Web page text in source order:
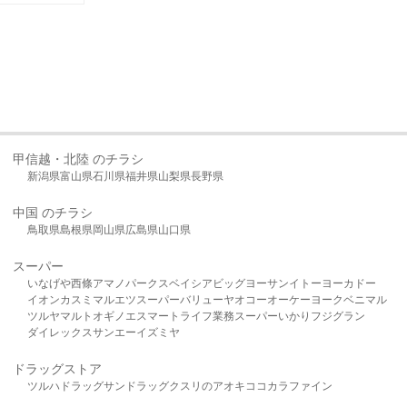
甲信越・北陸 のチラシ
新潟県富山県石川県福井県山梨県長野県
中国 のチラシ
鳥取県島根県岡山県広島県山口県
スーパー
いなげや西條アマノパークスベイシア ビッグヨーサンイトーヨーカドー
イオンカスミ マルエツスーパーバリューヤオコーオーケー ヨークベニマル
ツルヤマルト オギノ エスマート ライフ業務スーパーいかり フジグラン
ダイレックスサンエーイズミヤ
ドラッグストア
ツルハドラッグサンドラッグクスリのアオキ ココカラファイン